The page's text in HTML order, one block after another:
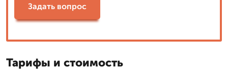
Задать вопрос
Тарифы и стоимость